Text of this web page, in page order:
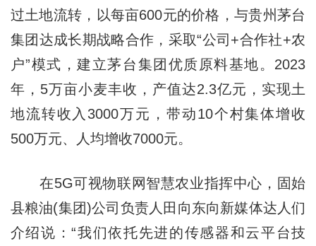
过土地流转，以每亩600元的价格，与贵州茅台
集团达成长期战略合作，采取“公司+合作社+农
户”模式，建立茅台集团优质原料基地。2023
年，5万亩小麦丰收，产值达2.3亿元，实现土
地流转收入3000万元，带动10个村集体增收
500万元、人均增收7000元。
在5G可视物联网智慧农业指挥中心，固始
县粮油(集团)公司负责人田向东向新媒体达人们
介绍说：“我们依托先进的传感器和云平台技